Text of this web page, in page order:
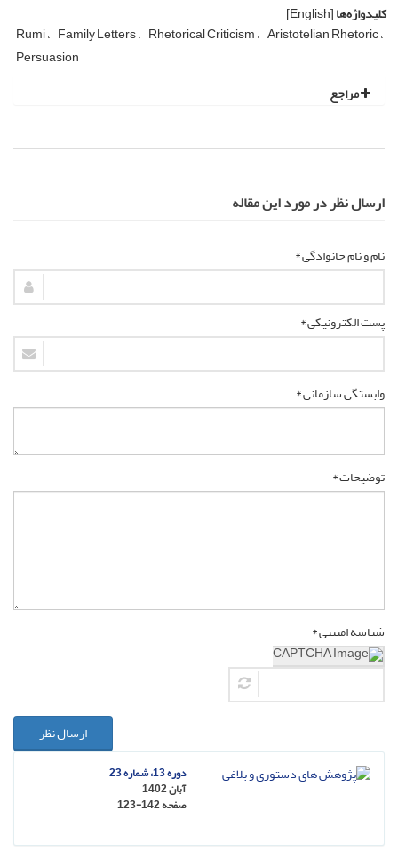
کلیدواژه‌ها[English]
Rumi Family Letters Rhetorical Criticism Aristotelian Rhetoric
Persuasion
مراجع
ارسال نظر در مورد این مقاله
نام و نام خانوادگی *
پست الکترونیکی *
وابستگی سازمانی *
توضیحات *
شناسه امنیتی *
ارسال نظر
دوره 13، شماره 23
آبان 1402
صفحه123-142